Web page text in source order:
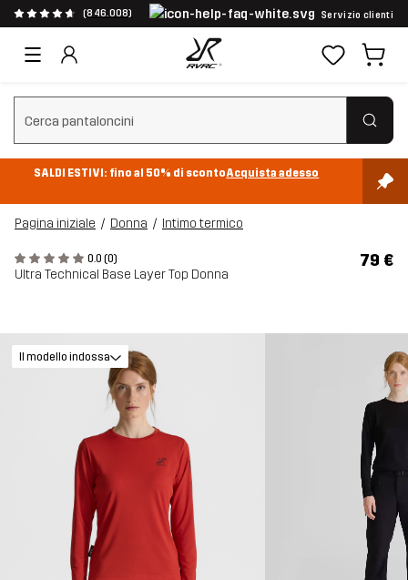
(846.008) Servizio clienti
Cancella ricerca
SALDI ESTIVI: fino al 50% di scontoAcquista adesso
Pagina iniziale Donna Intimo termico
0.0 (0)
Ultra Technical Base Layer Top Donna
79 €
Il modello indossa